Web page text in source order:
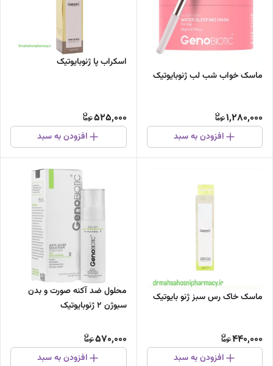
ماسک خواب شب لب ژنوبایوتیک
1,280,000
افزودن به سبد
اسکراب پا ژنوبایوتیک
525,000
افزودن به سبد
ماسک خاک رس سبز ژنو بایوتیک
440,000
افزودن به سبد
محلول ضد آکنه صورت و بدن
سبوژن 2 ژنوبایوتیک
570,000
افزودن به سبد